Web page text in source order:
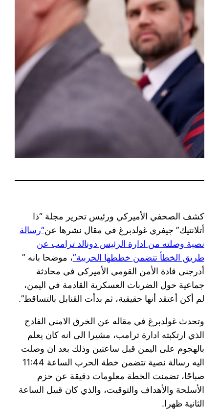
كشف الصحفي الأميركي ورئيس تحرير مجلة “ذا
أتلانتيك” جيفري غولدبرغ في مقال نشرها عن“رسالة
نصية وصلته من ادارة الرئيس دونالد ترامب عن
طريق الخطأ تتضمن خططها الحربية”، موضحا بانه ”
أدرجني قادة الأمن القومي الأميركي في محادثة
جماعية حول الضربات العسكرية القادمة في اليمن،
لم أكن أعتقد أنها حقيقية، ثم بدأت القنابل بالتساقط”.
وتحدث غولدبرغ في مقاله عن الخرق الامني الفادح
الذي ارتكبته ادارة ترامب، مشيرا الى انه كان يعلم
بالهجوم على اليمن قبل ساعتين وذلك بعد ان وصلت
اليه رسالة نصية تتضمن خطة الحرب الساعة 11:44
صباحًا، تضمنت الخطة معلومات دقيقة عن حزم
الأسلحة والأهداف والتوقيت، والذي كان قبيل الساعة
الثانية ظهرا.